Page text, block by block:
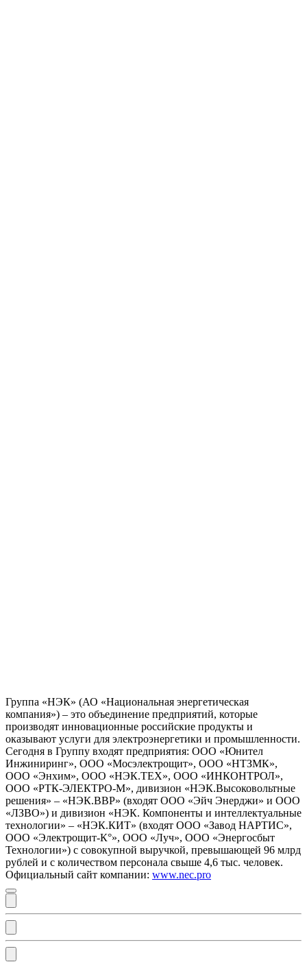
Группа «НЭК» (АО «Национальная энергетическая
компания») – это объединение предприятий, которые
производят инновационные российские продукты и
оказывают услуги для электроэнергетики и промышленности.
Сегодня в Группу входят предприятия: ООО «Юнител
Инжиниринг», ООО «Мосэлектрощит», ООО «НТЗМК»,
ООО «Энхим», ООО «НЭК.ТЕХ», ООО «ИНКОНТРОЛ»,
ООО «РТК-ЭЛЕКТРО-М», дивизион «НЭК.Высоковольтные
решения» – «НЭК.ВВР» (входят ООО «Эйч Энерджи» и ООО
«ЛЗВО») и дивизион «НЭК. Компоненты и интеллектуальные
технологии» – «НЭК.КИТ» (входят ООО «Завод НАРТИС»,
ООО «Электрощит-К°», ООО «Луч», ООО «Энергосбыт
Технологии») с совокупной выручкой, превышающей 96 млрд
рублей и с количеством персонала свыше 4,6 тыс. человек.
Официальный сайт компании: www.nec.pro